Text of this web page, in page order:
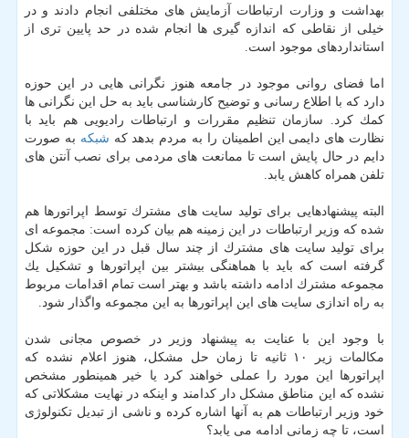
بهداشت و وزارت ارتباطات آزمایش های مختلفی انجام دادند و در
خیلی از نقاطی كه اندازه گیری ها انجام شده در حد پایین تری از
استانداردهای موجود است.
اما فضای روانی موجود در جامعه هنوز نگرانی هایی در این حوزه
دارد كه با اطلاع رسانی و توضیح كارشناسی باید به حل این نگرانی ها
كمك كرد. سازمان تنظیم مقررات و ارتباطات رادیویی هم باید با
نظارت های دایمی این اطمینان را به مردم بدهد كه شبكه به صورت
دایم در حال پایش است تا ممانعت های مردمی برای نصب آنتن های
تلفن همراه كاهش یابد.
البته پیشنهادهایی برای تولید سایت های مشترك توسط اپراتورها هم
شده كه وزیر ارتباطات در این زمینه هم بیان كرده است: مجموعه ای
برای تولید سایت های مشترك از چند سال قبل در این حوزه شكل
گرفته است كه باید با هماهنگی بیشتر بین اپراتورها و تشكیل یك
مجموعه مشترك ادامه داشته باشد و بهتر است تمام اقدامات مربوط
به راه اندازی سایت های این اپراتورها به این مجموعه واگذار شود.
با وجود این با عنایت به پیشنهاد وزیر در خصوص مجانی شدن
مكالمات زیر ۱۰ ثانیه تا زمان حل مشكل، هنوز اعلام نشده كه
اپراتورها این مورد را عملی خواهند كرد یا خیر همینطور مشخص
نشده كه این مناطق مشكل دار كدامند و اینكه در نهایت مشكلاتی كه
خود وزیر ارتباطات هم به آنها اشاره كرده و ناشی از تبدیل تكنولوژی
است، تا چه زمانی ادامه می یابد؟